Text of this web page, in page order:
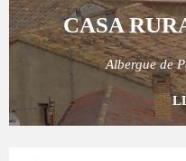
CASA
Albergue de